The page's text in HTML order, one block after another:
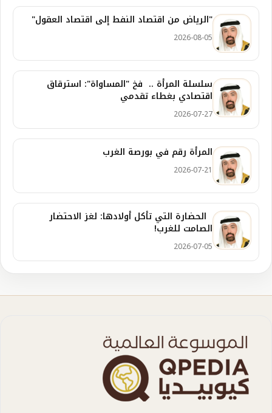
"الرياض من اقتصاد النفط إلى اقتصاد العقول"
2026-08-05
سلسلة المرأة .. فخ "المساواة": استرقاق
اقتصادي بغطاء تقدمي
2026-07-27
المرأة رقم في بورصة الغرب
2026-07-21
الحضارة التي تأكل أولادها: لغز الاحتضار
الصامت للغرب!
2026-07-05